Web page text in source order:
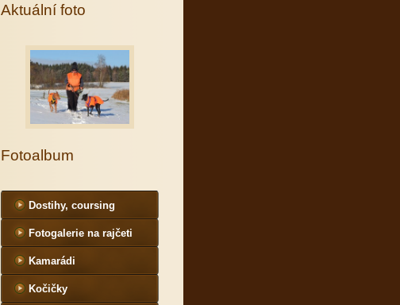
Aktuální foto
Fotoalbum
Dostihy, coursing
Fotogalerie na rajčeti
Kamarádi
Kočičky